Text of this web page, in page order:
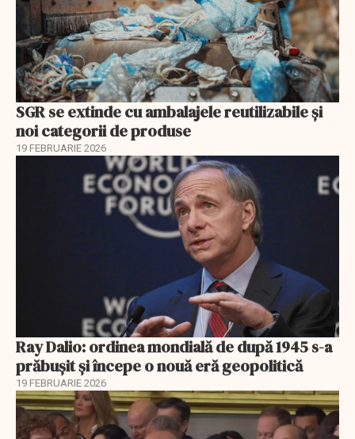
SGR se extinde cu ambalajele reutilizabile și
noi categorii de produse
19 FEBRUARIE 2026
Ray Dalio: ordinea mondială de după 1945 s-a
prăbușit și începe o nouă eră geopolitică
19 FEBRUARIE 2026